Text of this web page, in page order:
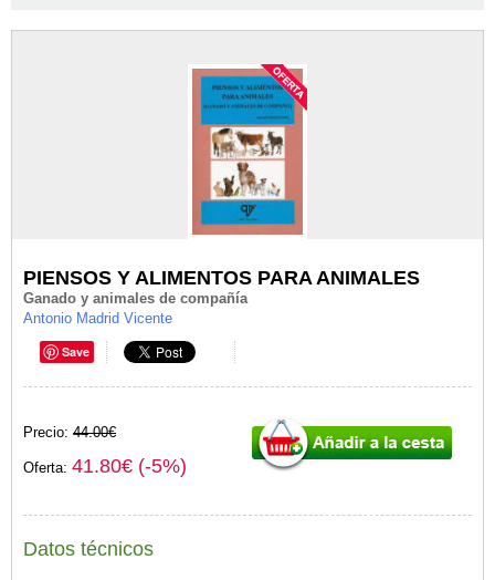
PIENSOS Y ALIMENTOS PARA ANIMALES
Ganado y animales de compañía
Antonio Madrid Vicente
Save
Precio: 44.00€
Oferta: 41.80€ (-5%)
Datos técnicos